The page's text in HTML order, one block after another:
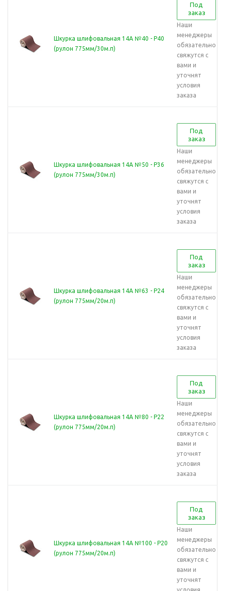
Шкурка шлифовальная 14А №40 - Р40
(рулон 775мм/30м.п)
Под
заказ
Наши
менеджеры
обязательно
свяжутся с
вами и
уточнят
условия
заказа
Шкурка шлифовальная 14А №50 - Р36
(рулон 775мм/30м.п)
Под
заказ
Наши
менеджеры
обязательно
свяжутся с
вами и
уточнят
условия
заказа
Шкурка шлифовальная 14А №63 - Р24
(рулон 775мм/20м.п)
Под
заказ
Наши
менеджеры
обязательно
свяжутся с
вами и
уточнят
условия
заказа
Шкурка шлифовальная 14А №80 - Р22
(рулон 775мм/20м.п)
Под
заказ
Наши
менеджеры
обязательно
свяжутся с
вами и
уточнят
условия
заказа
Шкурка шлифовальная 14А №100 - Р20
(рулон 775мм/20м.п)
Под
заказ
Наши
менеджеры
обязательно
свяжутся с
вами и
уточнят
условия